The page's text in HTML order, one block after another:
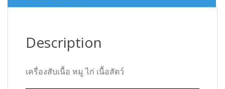
Description
เครื่องสับเนื้อ หมู ไก่ เนื้อสัตว์